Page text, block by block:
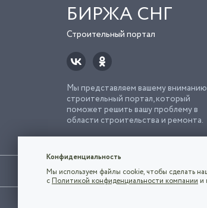
БИРЖА СНГ
Строительный портал
Мы представляем вашему вниманию
строительный портал, который
поможет решить вашу проблему в
области строительства и ремонта.
Использование сайта, в том числе
владельца.
Конфиденциальность
Мы используем файлы cookie, чтобы сделать
с Политикой конфиденциальности компании и